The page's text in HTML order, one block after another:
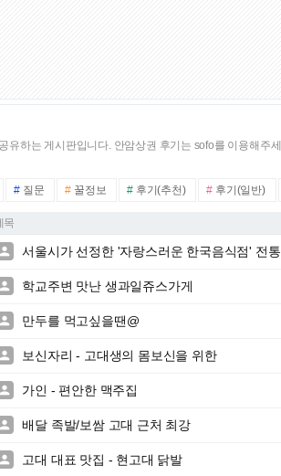
유하는 게시판입니다. 안암상권 후기는 sofo를 이용해주
# 질문 # 꿀정보 # 후기(추천) # 후기(일반)
목
 서울시가 선정한 '자랑스러운 한국음식점' 전
 학교주변 맛난 생과일쥬스가게
 만두를 먹고싶을땐@
 보신자리 - 고대생의 몸보신을 위한
 가인 - 편안한 맥주집
 배달 족발/보쌈 고대 근처 최강
 고대 대표 맛집 - 현고대 닭발